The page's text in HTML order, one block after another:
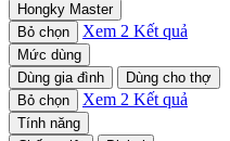
Hongky Master
Bỏ chọn
Xem 2 Kết quả
Mức dùng
Dùng gia đình
Dùng cho thợ
Bỏ chọn
Xem 2 Kết quả
Tính năng